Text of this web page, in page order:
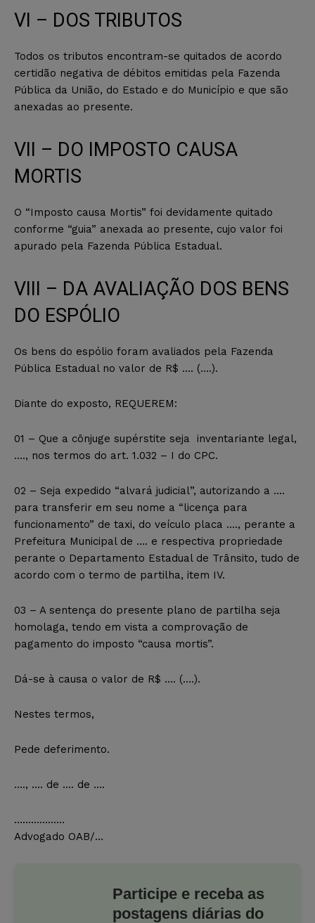
VI – DOS TRIBUTOS
Todos os tributos encontram-se quitados de acordo
certidão negativa de débitos emitidas pela Fazenda
Pública da União, do Estado e do Município e que são
anexadas ao presente.
VII – DO IMPOSTO CAUSA
MORTIS
O “Imposto causa Mortis” foi devidamente quitado
conforme “guia” anexada ao presente, cujo valor foi
apurado pela Fazenda Pública Estadual.
VIII – DA AVALIAÇÃO DOS BENS
DO ESPÓLIO
Os bens do espólio foram avaliados pela Fazenda
Pública Estadual no valor de R$ …. (….).
Diante do exposto, REQUEREM:
01 – Que a cônjuge supérstite seja inventariante legal,
…., nos termos do art. 1.032 – I do CPC.
02 – Seja expedido “alvará judicial”, autorizando a ….
para transferir em seu nome a “licença para
funcionamento” de taxi, do veículo placa …., perante a
Prefeitura Municipal de …. e respectiva propriedade
perante o Departamento Estadual de Trânsito, tudo de
acordo com o termo de partilha, item IV.
03 – A sentença do presente plano de partilha seja
homolaga, tendo em vista a comprovação de
pagamento do imposto “causa mortis”.
Dá-se à causa o valor de R$ …. (….).
Nestes termos,
Pede deferimento.
…., …. de …. de ….
………………
Advogado OAB/…
Participe e receba as
postagens diárias do